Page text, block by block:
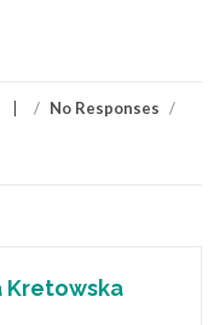
/ No Responses /
Kretowska